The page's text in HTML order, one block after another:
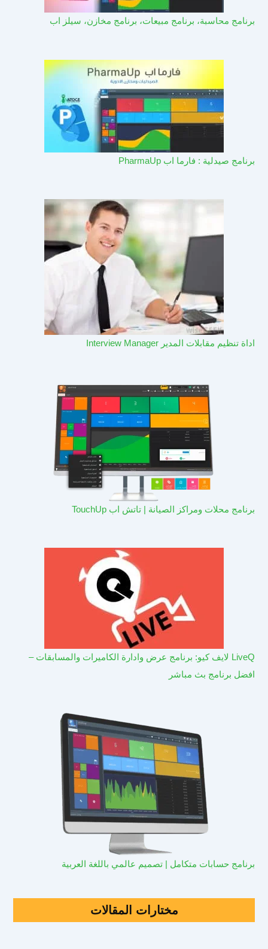
برنامج محاسبة، برنامج مبيعات، برنامج مخازن، سيلز اب
برنامج صيدلية : فارما اب PharmaUp​
اداة تنظيم مقابلات المدير Interview Manager
برنامج محلات ومراكز الصيانة | تاتش اب TouchUp
LiveQ لايف كيو: برنامج عرض وادارة الكاميرات والمسابقات –
افضل برنامج بث مباشر
برنامج حسابات متكامل | تصميم عالمي باللغة العربية
مختارات المقالات